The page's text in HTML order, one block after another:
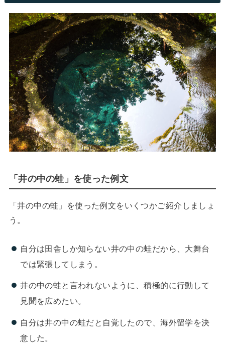
「井の中の蛙」を使った例文
「井の中の蛙」を使った例文をいくつかご紹介しましょ
う。
自分は田舎しか知らない井の中の蛙だから、大舞台
では緊張してしまう。
井の中の蛙と言われないように、積極的に行動して
見聞を広めたい。
自分は井の中の蛙だと自覚したので、海外留学を決
意した。